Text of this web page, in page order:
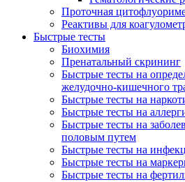
Проточная
Реактивы для
Быстрые тесты
Биохимия
Пренатальный скрининг
Быстрые тесты на
желудочно-кишечного
Быстрые тесты на
Быстрые тесты на
Быстрые тесты на
половым путем
Быстрые тесты на
Быстрые тесты на
Быстрые тесты на